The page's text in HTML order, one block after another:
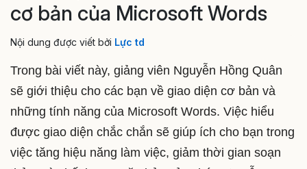
cơ bản của Microsoft Words
Nội dung được viết bởi Lực td
Trong bài viết này, giảng viên Nguyễn Hồng Quân
sẽ giới thiệu cho các bạn về giao diện cơ bản và
những tính năng của Microsoft Words. Việc hiểu
được giao diện chắc chắn sẽ giúp ích cho bạn trong
việc tăng hiệu năng làm việc, giảm thời gian soạn